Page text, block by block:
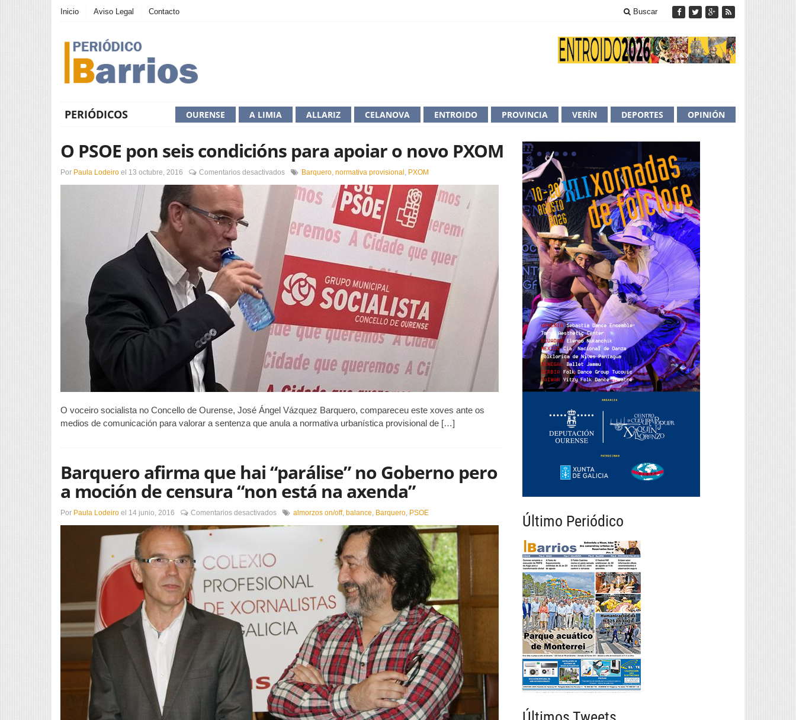
Inicio Aviso Legal Contacto Buscar
PERIÓDICOS OPINIÓN
DEPORTES
VERÍN
PROVINCIA
ENTROIDO
CELANOVA
ALLARIZ
A LIMIA
OURENSE
O PSOE pon seis condicións para apoiar o novo PXOM
Por Paula Lodeiro el 13 octubre, 2016 Comentarios desactivadosen
PSOE
pon
seis
condicións
para
apoiar
o
PXOM
Barquero normativa provisional PXOM
O voceiro socialista no Concello de Ourense, José Ángel Vázquez Barquero, compareceu este xoves ante os
medios de comunicación para valorar a sentenza que anula a normativa urbanística provisional de […]
Barquero afirma que hai “parálise” no Goberno pero
a moción de censura “non está na axenda”
Por Paula Lodeiro el 14 junio, 2016 Comentarios desactivadosen
Goberno
pero
a
moción
de
censura
axenda”
almorzos on/off, balance Barquero PSOE Último Periódico